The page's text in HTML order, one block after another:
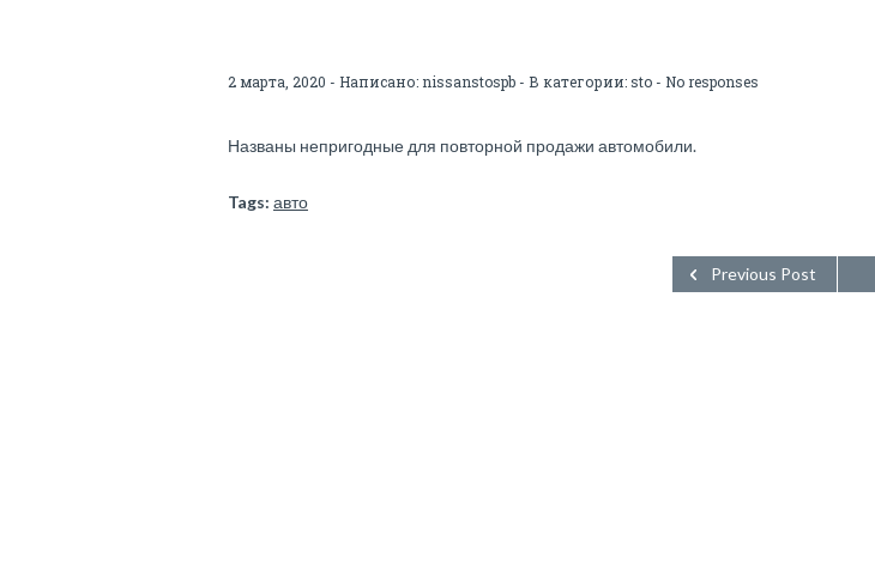
2 марта, 2020 - Написано: nissanstospb - В категории:sto - No responses
Названы непригодные для повторной продажи автомобили.
Tags: авто
Previous Post